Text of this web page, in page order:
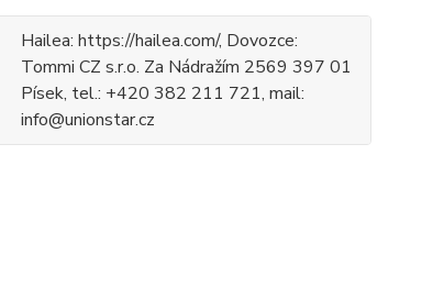
Hailea: https://hailea.com/, Dovozce:
Tommi CZ s.r.o. Za Nádražím 2569 397 01
Písek, tel.: +420 382 211 721, mail:
info@unionstar.cz